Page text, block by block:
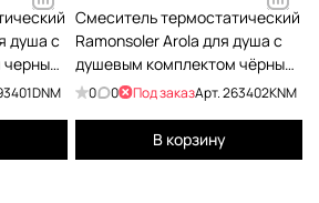
душа с
Смеситель термостатический
Ramonsoler Arola для душа с
душевым комплектом чёрный
263402KNM
0 0 Под заказАрт.263402KNM
В корзину